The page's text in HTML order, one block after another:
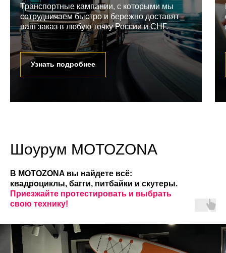
Транспортные кампании, с которыми мы
сотрудничаем быстро и бережно доставят
ваш заказ в любую точку России и СНГ.
Узнать подробнее
Шоурум MOTOZONA
В MOTOZONA вы найдете всё:
квадроциклы, багги, питбайки и скутеры.
Приезжайте протестировать и выбрать
свою технику!